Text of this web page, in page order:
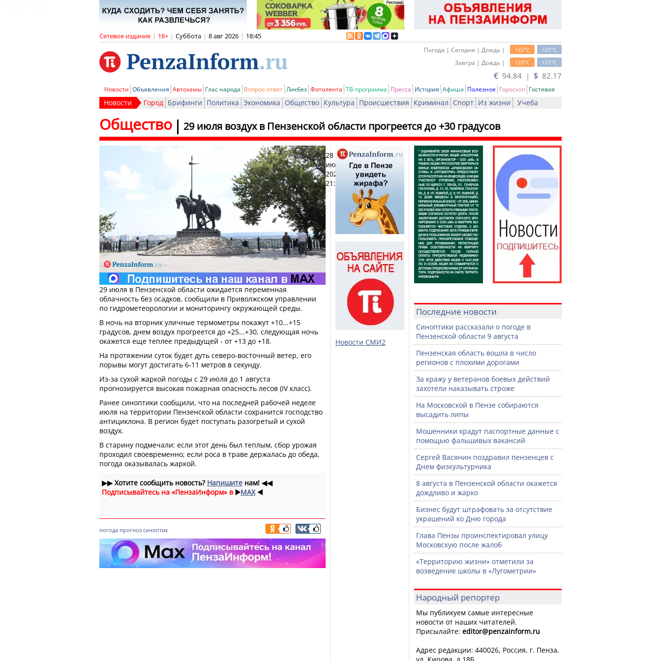
Сетевое издание | 18+ | Суббота | 8 авг 2026 | 18:45
+21oC
+22oC
Погода | Сегодня | Дождь |
+21oC
+22oC
Завтра | Дождь |
€ 94.84 | $ 82.17
Новости Объявления Автохамы Глас народа Вопрос-ответ Ликбез Фотолента ТВ-программа Пресса История Афиша Полезное Гороскоп Гостевая
Новости Город Брифинги Политика Экономика Общество Культура Происшествия Криминал Спорт Из жизни Учеба
29 июля воздух в Пензенской области прогреется до +30 градусов
Общество
28
июля
2025,
21:00
Печать
29 июля в Пензенской области ожидается переменная
облачность без осадков, сообщили в Приволжском управлении
по гидрометеорологии и мониторингу окружающей среды.
В ночь на вторник уличные термометры покажут +10...+15
градусов, днем воздух прогреется до +25...+30, следующая ночь
окажется еще теплее предыдущей - от +13 до +18.
На протяжении суток будет дуть северо-восточный ветер, его
порывы могут достигать 6-11 метров в секунду.
Из-за сухой жаркой погоды с 29 июля до 1 августа
прогнозируется высокая пожарная опасность лесов (IV класс).
Ранее синоптики сообщили, что на последней рабочей неделе
июля на территории Пензенской области сохранится господство
антициклона. В регион будет поступать разогретый и сухой
воздух.
В старину подмечали: если этот день был теплым, сбор урожая
проходил своевременно; если роса в траве держалась до обеда,
погода оказывалась жаркой.
▶▶Хотите сообщить новость? Напишите нам! ◀◀
Подписывайтесь на «ПензаИнформ» в ▶️MAX ◀️
погода прогноз синоптик
Новости СМИ2
Последние новости
Синоптики рассказали о погоде в
Пензенской области 9 августа
Пензенская область вошла в число
регионов с плохими дорогами
За кражу у ветеранов боевых действий
захотели наказывать строже
На Московской в Пензе собираются
высадить липы
Мошенники крадут паспортные данные с
помощью фальшивых вакансий
Сергей Васянин поздравил пензенцев с
Днем физкультурника
8 августа в Пензенской области окажется
дождливо и жарко
Бизнес будут штрафовать за отсутствие
украшений ко Дню города
Глава Пензы проинспектировал улицу
Московскую после жалоб
«Территорию жизни» отметили за
возведение школы в «Лугометрии»
Народный репортер
Мы публикуем самые интересные
новости от наших читателей.
Присылайте: editor@penzainform.ru
Адрес редакции: 440026, Россия, г. Пенза,